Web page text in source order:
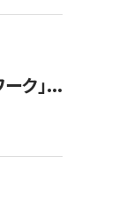
ク」...